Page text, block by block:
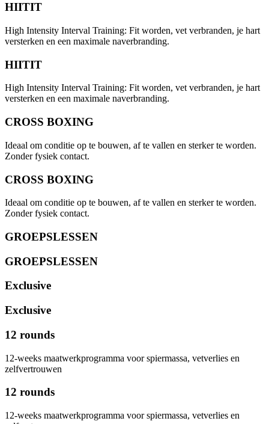
HIITIT
High Intensity Interval Training: Fit worden, vet verbranden, je hart
versterken en een maximale naverbranding.
HIITIT
High Intensity Interval Training: Fit worden, vet verbranden, je hart
versterken en een maximale naverbranding.
CROSS BOXING
Ideaal om conditie op te bouwen, af te vallen en sterker te worden.
Zonder fysiek contact.
CROSS BOXING
Ideaal om conditie op te bouwen, af te vallen en sterker te worden.
Zonder fysiek contact.
GROEPSLESSEN
GROEPSLESSEN
Exclusive
Exclusive
12 rounds
12-weeks maatwerkprogramma voor spiermassa, vetverlies en
zelfvertrouwen
12 rounds
12-weeks maatwerkprogramma voor spiermassa, vetverlies en